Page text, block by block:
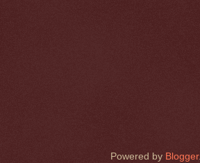
Powered by Blogger.